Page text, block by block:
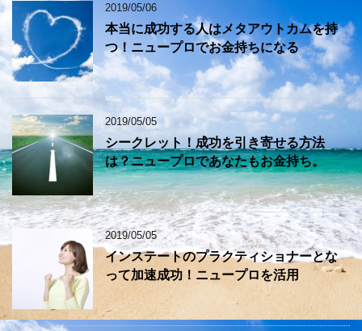
2019/05/06
本当に成功する人はメタアウトカムを持
つ！ニュープロでお金持ちになる
2019/05/05
シークレット！成功を引き寄せる方法
は？ニュープロであなたもお金持ち。
2019/05/05
インステートのプラクティショナーとな
って加速成功！ニュープロを活用